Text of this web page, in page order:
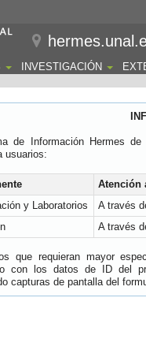
INVESTIGACIÓN
de Información Hermes
usuarios:
Atención
y Laboratorios
A través
A través
que requieran mayor
con los datos de ID del
capturas de pantalla del